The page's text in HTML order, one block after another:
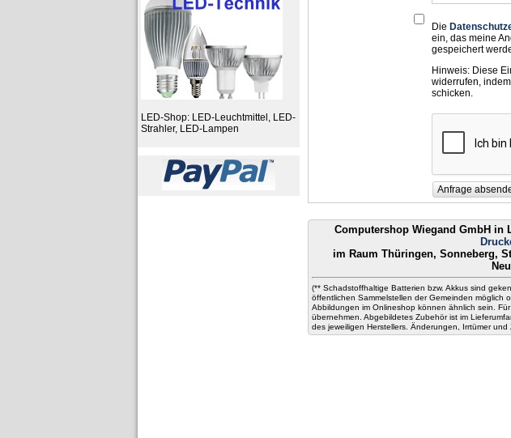
LED-Shop: LED-Leuchtmittel, LED-
Strahler, LED-Lampen
Die
ein, das meine
gespeichert
Hinweis: Diese
widerrufen,
schicken.
Computershop Wiegand GmbH in
im Raum Thüringen, Sonneberg,
(** Schadstoffhaltige Batterien bzw. Akkus sind
öffentlichen Sammelstellen der Gemeinden möglich
Abbildungen im Onlineshop können ähnlich sein.
übernehmen. Abgebildetes Zubehör ist im
des jeweiligen Herstellers. Änderungen, Irrtümer